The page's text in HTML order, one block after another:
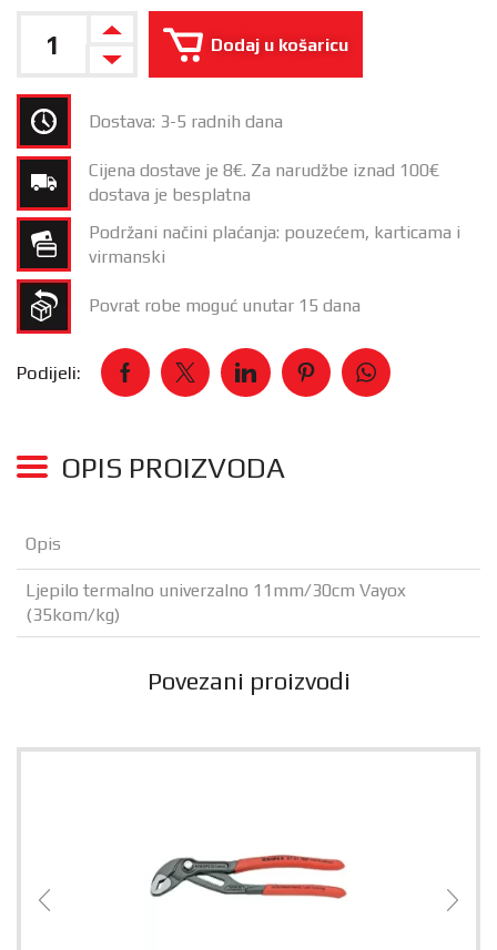
Dodaj u košaricu
Dostava: 3-5 radnih dana
Cijena dostave je 8€. Za narudžbe iznad 100€
dostava je besplatna
Podržani načini plaćanja: pouzećem, karticama i
virmanski
Povrat robe moguć unutar 15 dana
Podijeli:
OPIS PROIZVODA
Opis
Ljepilo termalno univerzalno 11mm/30cm Vayox
(35kom/kg)
Povezani proizvodi